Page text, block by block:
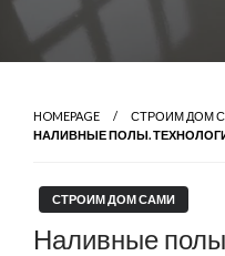
HOMEPAGE
СТРОИМ ДОМ
НАЛИВНЫЕ ПОЛЫ.
СТРОИМ ДОМ САМИ
Наливные